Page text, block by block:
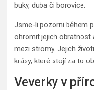
buky, duba či borovice.
Jsme-li pozorni během
ohromit jejich obratnost
mezi stromy. Jejich
krásy, které stojí za to
Veverky v